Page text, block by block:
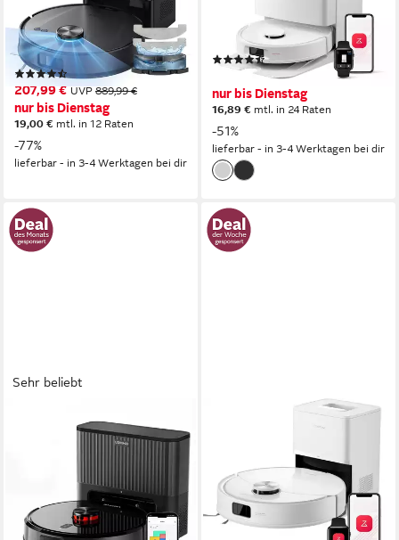
Bedienbar
680 W
Leistung
4l l Größe Staubbehälter
LDS Navigation Navigation
(444)
207,99 € UVP 889,99 €
nur bis Dienstag
19,00 € mtl. in 12 Raten
-77%
lieferbar - in 3-4 Werktagen bei dir
Größe Staubbehälter
PreciSense LiDAR-Navigation Navigation
(83)
339,99 € UVP689,99 €
nur bis Dienstag
16,89 € mtl. in 24 Raten
-51%
lieferbar - in 3-4 Werktagen bei dir
Sehr beliebt
Saugroboter mit
8000Pa Saugkraft, LiDAR-
Navigation
700 W
Leistung
Saugroboter mit
Wischfunktion, 10.000 Pa
HyperForce Saugkraft
2,7 l Größe Staubbehälter